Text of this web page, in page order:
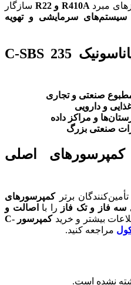
مبرد R410A و R22
سازگار
سیستم‌های سرمایشی و تهویه
کاربردهای کمپرسور پاناسونیک C-SBS 235
صنعتی و تجاری
و دارویی
و مراکز داده
صنعتی بزرگ
کمپرسورهای اصلی
برترکمپرسورهای
سه فاز و تک فاز را با
اصالت و
بیشتر و خرید
کمپرسور C-
مراجعه کنید.
نشده است.